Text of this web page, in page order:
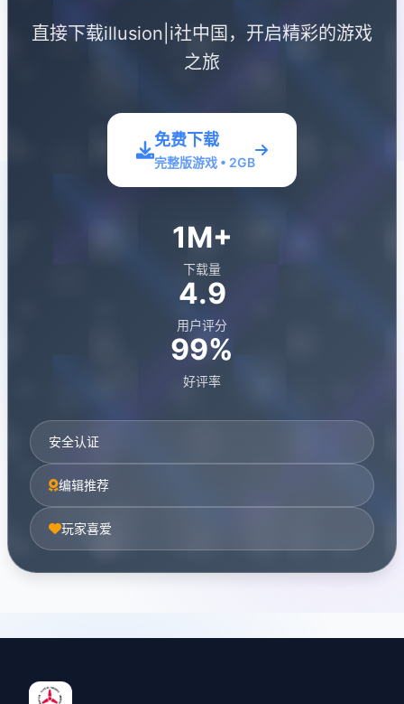
直接下载illusion|i社中国，开启精彩的游戏
之旅
免费下载
完整版游戏 • 2GB
1M+
下载量
4.9
用户评分
99%
好评率
安全认证
编辑推荐
玩家喜爱